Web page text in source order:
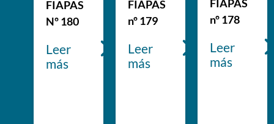
FIAPAS
Nº 180
leer
más
FIAPAS
nº 179
leer
más
FIAPAS
nº 178
leer
más